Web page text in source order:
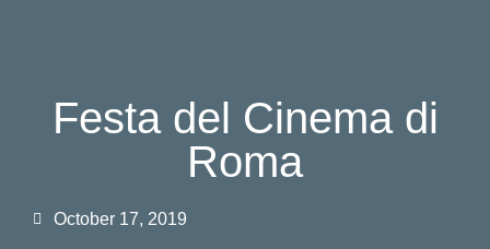
Festa del Cinema di
Roma
October 17, 2019